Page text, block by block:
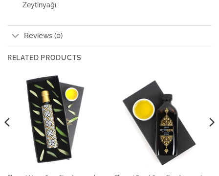
Zeytinyağı
Reviews (0)
RELATED PRODUCTS